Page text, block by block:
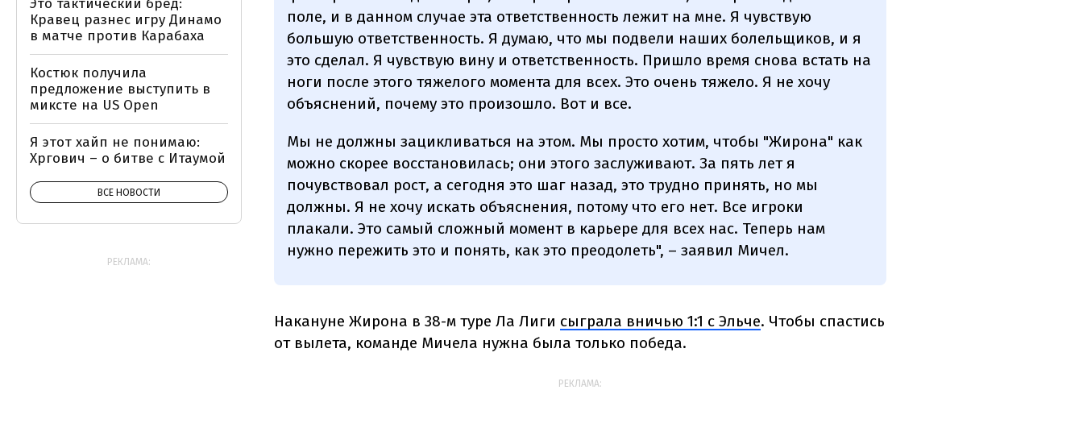
поле, и в данном случае эта ответственность лежит на мне. Я чувствую
большую ответственность. Я думаю, что мы подвели наших болельщиков, и я
это сделал. Я чувствую вину и ответственность. Пришло время снова встать на
ноги после этого тяжелого момента для всех. Это очень тяжело. Я не хочу
объяснений, почему это произошло. Вот и все.
Мы не должны зацикливаться на этом. Мы просто хотим, чтобы "Жирона" как
можно скорее восстановилась; они этого заслуживают. За пять лет я
почувствовал рост, а сегодня это шаг назад, это трудно принять, но мы
должны. Я не хочу искать объяснения, потому что его нет. Все игроки
плакали. Это самый сложный момент в карьере для всех нас. Теперь нам
нужно пережить это и понять, как это преодолеть", – заявил Мичел.
Накануне Жирона в 38-м туре Ла Лиги сыграла вничью 1:1 с Эльче. Чтобы спастись
от вылета, команде Мичела нужна была только победа.
РЕКЛАМА:
Это тактический бред:
Кравец разнес игру Динамо
в матче против Карабаха
Костюк получила
предложение выступить в
миксте на US Open
Я этот хайп не понимаю:
Хргович – о битве с Итаумой
ВСЕ НОВОСТИ
РЕКЛАМА: